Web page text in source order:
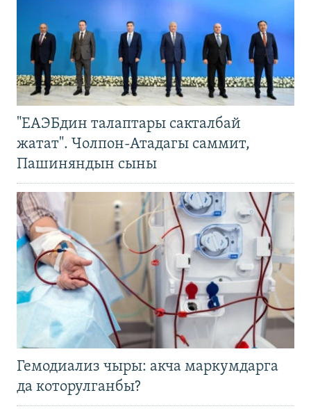
"ЕАЭБдин талаптары сакталбай
жатат". Чолпон-Атадагы саммит,
Пашиняндын сыны
Гемодиализ чыры: акча маркумдарга
да которулганбы?